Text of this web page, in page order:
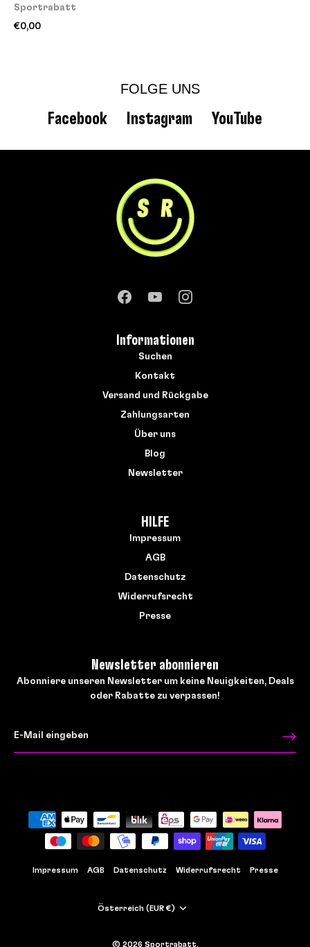
Sportrabatt
€0,00
FOLGE UNS
Facebook Instagram YouTube
Informationen
Suchen
Kontakt
Versand und Rückgabe
Zahlungsarten
Über uns
Blog
Newsletter
HILFE
Impressum
AGB
Datenschutz
Widerrufsrecht
Presse
Newsletter abonnieren
Abonniere unseren Newsletter um keine Neuigkeiten, Deals
oder Rabatte zu verpassen!
Impressum AGB Datenschutz Widerrufsrecht Presse
Währung
Österreich (EUR €)
© 2026 Sportrabatt.